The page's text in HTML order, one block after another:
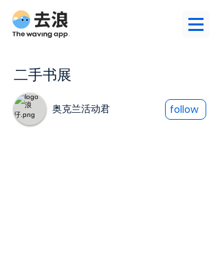
二手书展
奥克兰活动君 follow